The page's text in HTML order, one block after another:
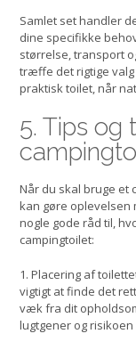
Samlet set handler
dine specifikke
størrelse, transport
træffe det rigtige
praktisk toilet, når
5. Tips og
Når du skal bruge et
kan gøre oplevelsen
nogle gode råd til,
campingtoilet:
1. Placering af
vigtigt at finde det
væk fra dit
lugtgener og